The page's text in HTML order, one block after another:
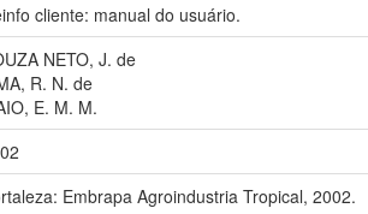
cliente: manual do usuário.
NETO, J. de
R. N. de
E. M. M.
Embrapa Agroindustria Tropical, 2002.